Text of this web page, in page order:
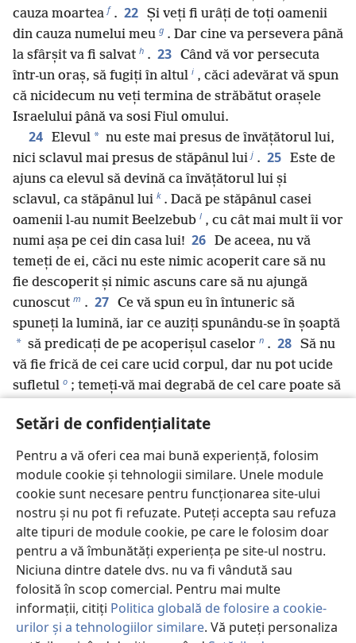
Setări de confidențialitate
Pentru a vă oferi cea mai bună experiență, folosim
module cookie și tehnologii similare. Unele module
cookie sunt necesare pentru funcționarea site-ului
nostru și nu pot fi refuzate. Puteți accepta sau refuza
alte tipuri de module cookie, pe care le folosim doar
pentru a vă îmbunătăți experiența pe site-ul nostru.
Niciuna dintre datele dvs. nu va fi vândută sau
folosită în scop comercial. Pentru mai multe
informații, citiți Politica globală de folosire a cookie-
urilor și a tehnologiilor similare. Vă puteți personaliza
cauza moartea f . 22 Și veți fi urâți de toți oamenii
din cauza numelui meu g . Dar cine va persevera până
la sfârșit va fi salvat h . 23 Când vă vor persecuta
într-un oraș, să fugiți în altul i , căci adevărat vă spun
că nicidecum nu veți termina de străbătut orașele
Israelului până va sosi Fiul omului.
24 Elevul * nu este mai presus de învățătorul lui,
nici sclavul mai presus de stăpânul lui j . 25 Este de
ajuns ca elevul să devină ca învățătorul lui și
sclavul, ca stăpânul lui k . Dacă pe stăpânul casei
oamenii l-au numit Beelzebub l , cu cât mai mult îi vor
numi așa pe cei din casa lui! 26 De aceea, nu vă
temeți de ei, căci nu este nimic acoperit care să nu
fie descoperit și nimic ascuns care să nu ajungă
cunoscut m . 27 Ce vă spun eu în întuneric să
spuneți la lumină, iar ce auziți spunându-se în șoaptă
* să predicați de pe acoperișul caselor n . 28 Să nu
vă fie frică de cei care ucid corpul, dar nu pot ucide
sufletul o ; temeți-vă mai degrabă de cel care poate să
p
Nu se vând două vrăbii pentru o monedă de mică
valoare? Totuși, niciuna dintre ele nu cade la pământ
fără ca Tatăl vostru să știe q . 30 Dar vouă, chiar și
perii capului vă sunt toți numărați
. 31 De aceea,
nu vă temeți: Voi sunteți mai valoroși decât multe
vrăbii
.
32 Dacă cineva mă recunoaște în fața oamenilor
, și eu îl voi recunoaște în fața Tatălui meu, care este
în ceruri u . 33 Dar, dacă cineva mă reneagă în fața
oamenilor, și eu îl voi renega în fața Tatălui meu,
care este în ceruri v . 34 Să nu credeți că am venit să